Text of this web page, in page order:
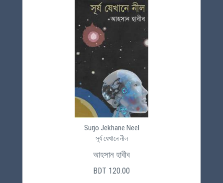
Surjo Jekhane Neel
সূর্য যেখানে নীল
আহসান হাবীব
BDT 120.00